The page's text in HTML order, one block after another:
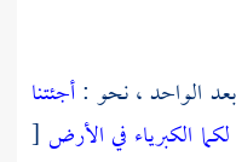
الواحد ، نحو :أجئتنا
الكبرياء في الأرض [